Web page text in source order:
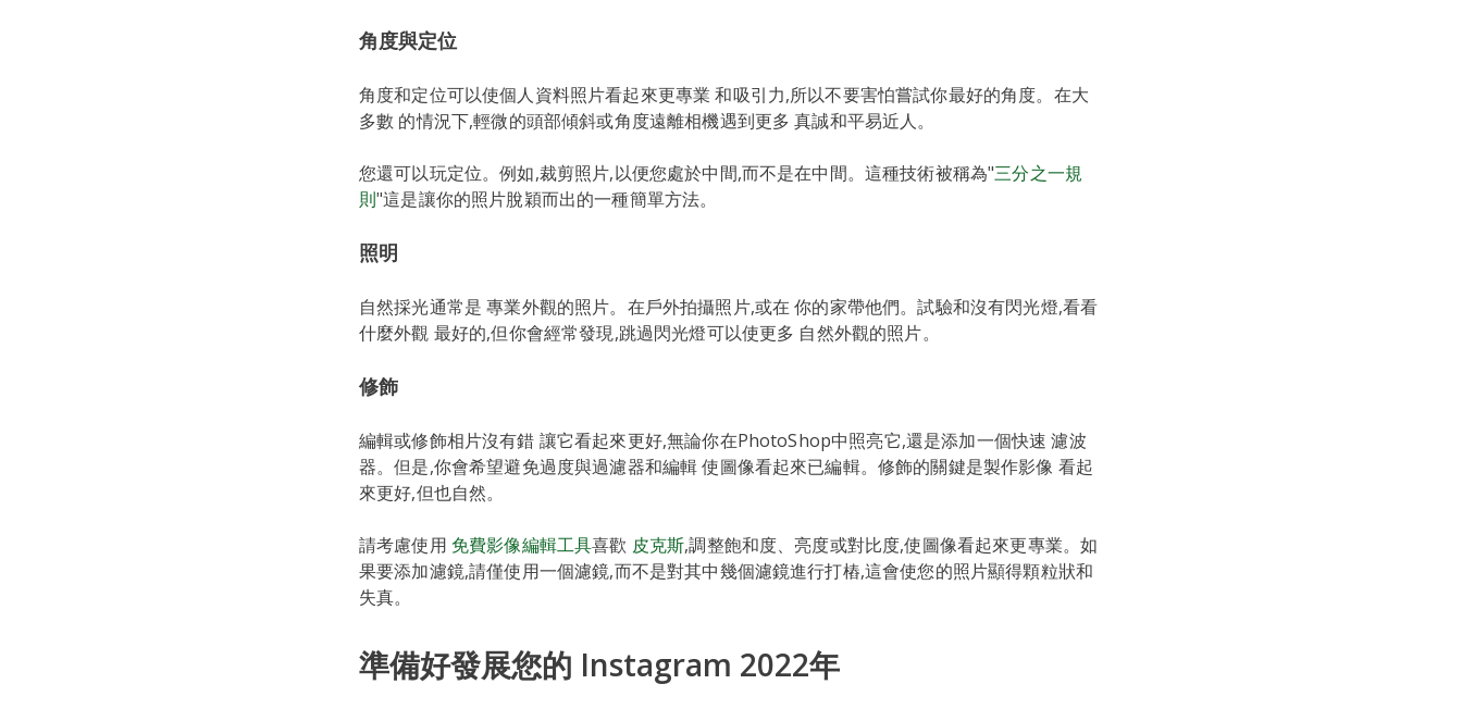
角度與定位
角度和定位可以使個人資料照片看起來更專業 和吸引力,所以不要害怕嘗試你最好的角度。在大
多數 的情況下,輕微的頭部傾斜或角度遠離相機遇到更多 真誠和平易近人。
您還可以玩定位。例如,裁剪照片,以便您處於中間,而不是在中間。這種技術被稱為"三分之一規
則"這是讓你的照片脫穎而出的一種簡單方法。
照明
自然採光通常是 專業外觀的照片。在戶外拍攝照片,或在 你的家帶他們。試驗和沒有閃光燈,看看
什麼外觀 最好的,但你會經常發現,跳過閃光燈可以使更多 自然外觀的照片。
修飾
編輯或修飾相片沒有錯 讓它看起來更好,無論你在PhotoShop中照亮它,還是添加一個快速 濾波
器。但是,你會希望避免過度與過濾器和編輯 使圖像看起來已編輯。修飾的關鍵是製作影像 看起
來更好,但也自然。
請考慮使用 免費影像編輯工具喜歡 皮克斯,調整飽和度、亮度或對比度,使圖像看起來更專業。如
果要添加濾鏡,請僅使用一個濾鏡,而不是對其中幾個濾鏡進行打樁,這會使您的照片顯得顆粒狀和
失真。
準備好發展您的 Instagram 2022年